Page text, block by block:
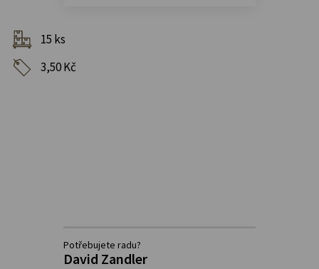
15 ks
3,50 Kč
Potřebujete radu?
David Zandler